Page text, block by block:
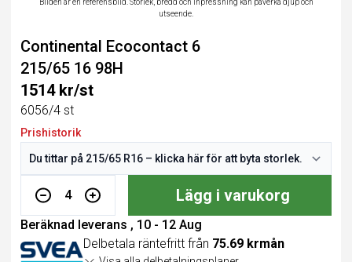
Bilden är en referensbild. Storlek, bredd och inpressning kan påverka djup och
utseende.
Continental Ecocontact 6
215/65 16 98H
1514 kr/st
6056/4 st
Prishistorik
4 Lägg i varukorg
Beräknad leverans , 10 - 12 Aug
Delbetala räntefritt från 75.69 krmån